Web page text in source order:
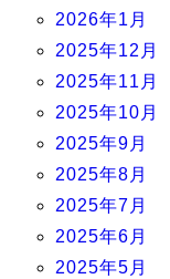
2026年1月
2025年12月
2025年11月
2025年10月
2025年9月
2025年8月
2025年7月
2025年6月
2025年5月